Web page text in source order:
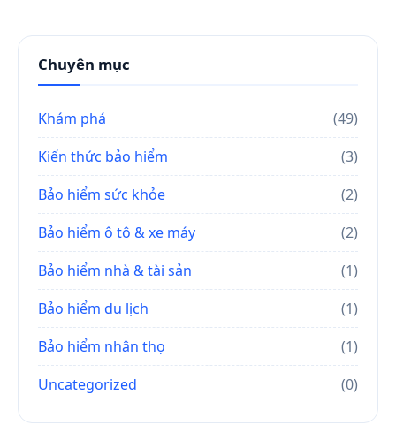
Chuyên mục
Khám phá
(49)
Kiến thức bảo hiểm
(3)
Bảo hiểm sức khỏe
(2)
Bảo hiểm ô tô & xe máy
(2)
Bảo hiểm nhà & tài sản
(1)
Bảo hiểm du lịch
(1)
Bảo hiểm nhân thọ
(1)
Uncategorized
(0)